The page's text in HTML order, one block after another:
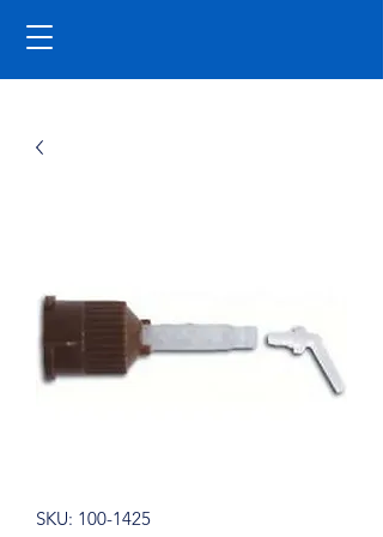
SKU: 100-1425